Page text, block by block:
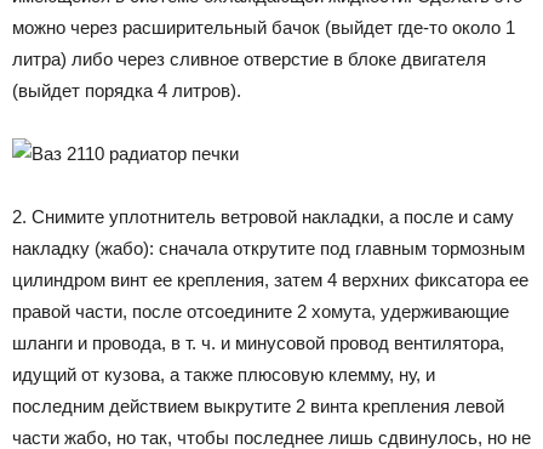
можно через расширительный бачок (выйдет где-то около 1
литра) либо через сливное отверстие в блоке двигателя
(выйдет порядка 4 литров).
2. Снимите уплотнитель ветровой накладки, а после и саму
накладку (жабо): сначала открутите под главным тормозным
цилиндром винт ее крепления, затем 4 верхних фиксатора ее
правой части, после отсоедините 2 хомута, удерживающие
шланги и провода, в т. ч. и минусовой провод вентилятора,
идущий от кузова, а также плюсовую клемму, ну, и
последним действием выкрутите 2 винта крепления левой
части жабо, но так, чтобы последнее лишь сдвинулось, но не